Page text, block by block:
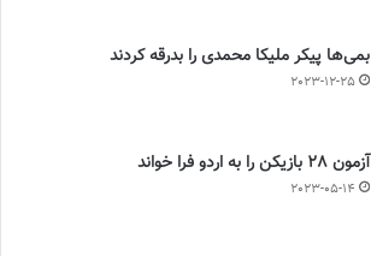
بمی‌ها پیکر ملیکا محمدی را بدرقه کردند
2023-12-25
آزمون 28 بازیکن را به اردو فرا خواند
2023-05-14